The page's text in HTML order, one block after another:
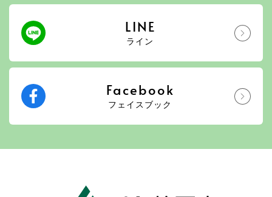
LINE
ライン
Facebook
フェイスブック